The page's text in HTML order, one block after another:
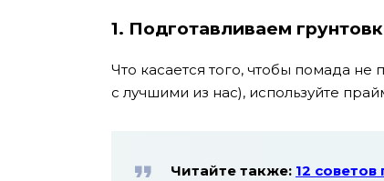
1. Подготавливаем
Что касается того, чтобы помада не
с лучшими из нас), используйте
Читайте также: 12